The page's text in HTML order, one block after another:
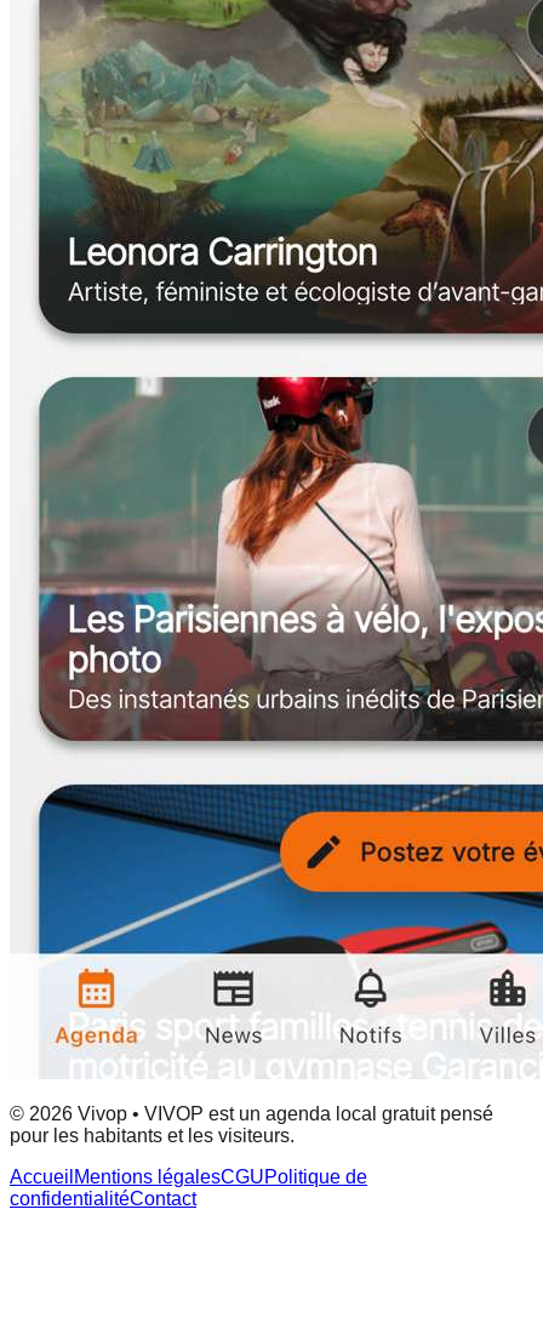
© 2026 Vivop • VIVOP est un agenda local gratuit pensé
pour les habitants et les visiteurs.
Accueil Mentions légalesCGUPolitique de
confidentialitéContact